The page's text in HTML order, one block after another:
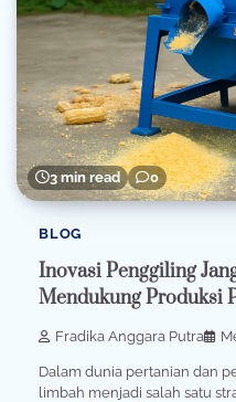
3 min read 0
BLOG
Inovasi Penggiling
Mendukung Produksi
Fradika Anggara Putra
Dalam dunia pertanian dan
limbah menjadi salah satu